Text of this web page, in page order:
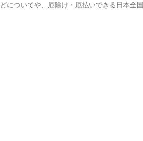
についてや、厄除け・厄払いできる日本全国